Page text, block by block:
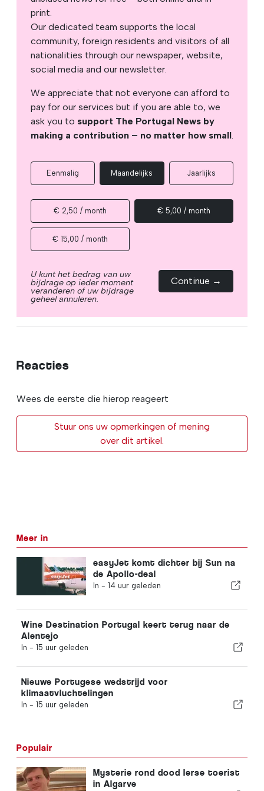
print.
Our dedicated team supports the local
community, foreign residents and visitors of all
nationalities through our newspaper, website,
social media and our newsletter.
We appreciate that not everyone can afford to
pay for our services but if you are able to, we
ask you to support The Portugal News by
making a contribution – no matter how small.
Eenmalig Maandelijks Jaarlijks
€ 2,50 / month € 5,00 / month
€ 15,00 / month
U kunt het bedrag van uw
bijdrage op ieder moment
veranderen of uw bijdrage
geheel annuleren.
Continue →
Reacties
Wees de eerste die hierop reageert
Stuur ons uw opmerkingen of mening
over dit artikel.
Meer in
easyJet komt dichter bij Sun na
de Apollo-deal
In - 14 uur geleden
Wine Destination Portugal keert terug naar de
Alentejo
In - 15 uur geleden
Nieuwe Portugese wedstrijd voor
klimaatvluchtelingen
In - 15 uur geleden
Populair
Mysterie rond dood Ierse toerist
in Algarve